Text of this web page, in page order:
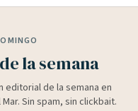
la semana
editorial de la semana en
Sin spam, sin clickbait.